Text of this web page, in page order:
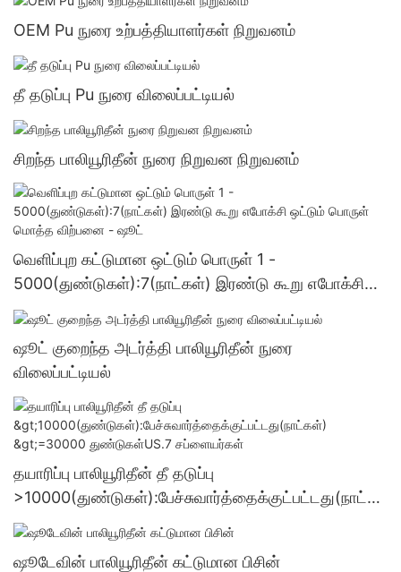
துண்டுகள்US72 உற்பத்தியாளர்கள்
OEM Pu நுரை உற்பத்தியாளர்கள் நிறுவனம்
தீ தடுப்பு Pu நுரை விலைப்பட்டியல்
சிறந்த பாலியூரிதீன் நுரை நிறுவன நிறுவனம்
வெளிப்புற கட்டுமான ஒட்டும் பொருள் 1 -
5000(துண்டுகள்):7(நாட்கள்) இரண்டு கூறு எபோக்சி
ஒட்டும் பொருள் மொத்த விற்பனை - ஷூட்
ஷூட் குறைந்த அடர்த்தி பாலியூரிதீன் நுரை
விலைப்பட்டியல்
தயாரிப்பு பாலியூரிதீன் தீ தடுப்பு
>10000(துண்டுகள்):பேச்சுவார்த்தைக்குட்பட்டது(நாட்க
ள்) >=30000 துண்டுகள்US.7 சப்ளையர்கள்
ஷூடேவின் பாலியூரிதீன் கட்டுமான பிசின்